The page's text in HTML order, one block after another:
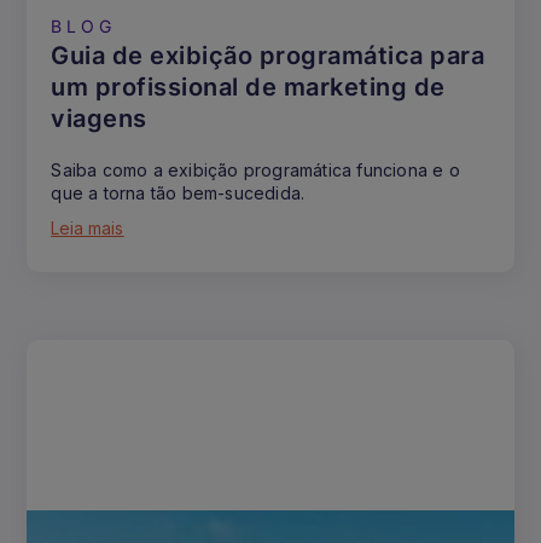
BLOG
Guia de exibição programática para
um profissional de marketing de
viagens
Saiba como a exibição programática funciona e o
que a torna tão bem-sucedida.
Leia mais